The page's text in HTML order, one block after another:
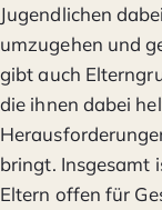
Jugendlichen
umzugehen und
gibt auch
die ihnen dabei
bringt. Insgesamt
Eltern offen für